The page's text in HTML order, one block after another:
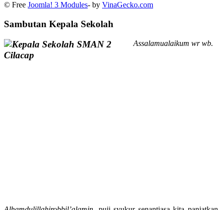
© Free Joomla! 3 Modules- by VinaGecko.com
Sambutan Kepala Sekolah
Assalamualaikum wr wb.